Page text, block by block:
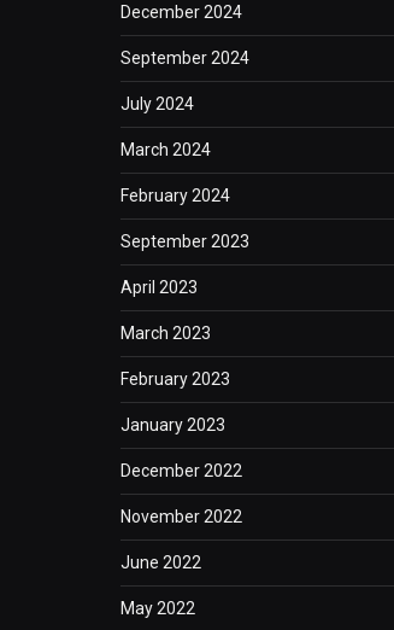
December 2024
September 2024
July 2024
March 2024
February 2024
September 2023
April 2023
March 2023
February 2023
January 2023
December 2022
November 2022
June 2022
May 2022